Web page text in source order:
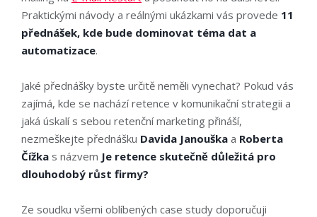
Praktickými návody a reálnými ukázkami vás provede 11
přednášek, kde bude dominovat téma dat a
automatizace.
Jaké přednášky byste určitě neměli vynechat? Pokud vás
zajímá, kde se nachází retence v komunikační strategii a
jaká úskalí s sebou retenční marketing přináší,
nezmeškejte přednášku Davida Janouška a Roberta
Čížka s názvem Je retence skutečně důležitá pro
dlouhodobý růst firmy?
Ze soudku všemi oblíbených case study doporučuji